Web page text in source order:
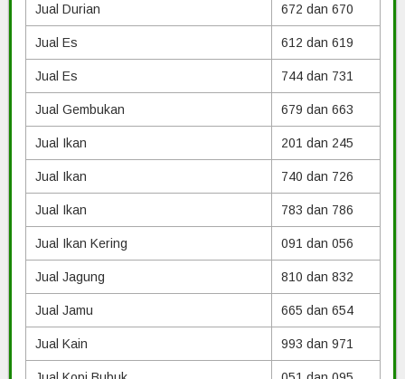
Jual Durian 672 dan 670
Jual Es 612 dan 619
Jual Es 744 dan 731
Jual Gembukan 679 dan 663
Jual Ikan 201 dan 245
Jual Ikan 740 dan 726
Jual Ikan 783 dan 786
Jual Ikan Kering 091 dan 056
Jual Jagung 810 dan 832
Jual Jamu 665 dan 654
Jual Kain 993 dan 971